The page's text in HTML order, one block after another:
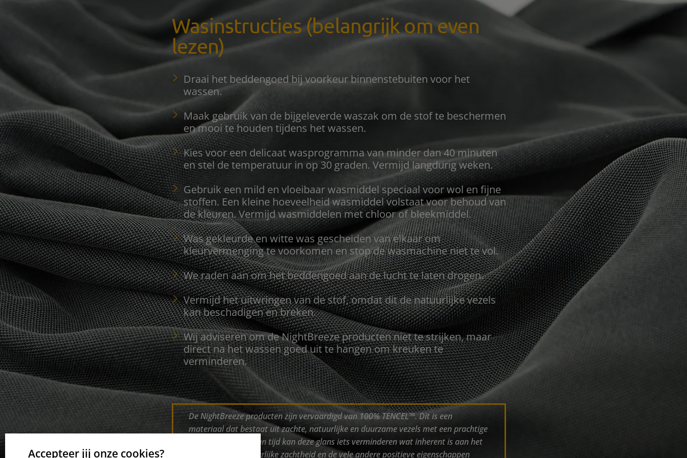
Accepteer jij onze cookies?
Wasinstructies (belangrijk om even
lezen)
Draai het beddengoed bij voorkeur binnenstebuiten voor het
wassen.
Maak gebruik van de bijgeleverde waszak om de stof te beschermen
en mooi te houden tijdens het wassen.
Kies voor een delicaat wasprogramma van minder dan 40 minuten
en stel de temperatuur in op 30 graden. Vermijd langdurig weken.
Gebruik een mild en vloeibaar wasmiddel speciaal voor wol en fijne
stoffen. Een kleine hoeveelheid wasmiddel volstaat voor behoud van
de kleuren. Vermijd wasmiddelen met chloor of bleekmiddel.
Was gekleurde en witte was gescheiden van elkaar om
kleurvermenging te voorkomen en stop de wasmachine niet te vol.
We raden aan om het beddengoed aan de lucht te laten drogen.
Vermijd het uitwringen van de stof, omdat dit de natuurlijke vezels
kan beschadigen en breken.
Wij adviseren om de NightBreeze producten niet te strijken, maar
direct na het wassen goed uit te hangen om kreuken te
verminderen.
De NightBreeze producten zijn vervaardigd van 100% TENCEL™. Dit is een
materiaal dat bestaat uit zachte, natuurlijke en duurzame vezels met een prachtige
glans. Na verloop van tijd kan deze glans iets verminderen wat inherent is aan het
materiaal. De natuurlijke zachtheid en de vele andere positieve eigenschappen